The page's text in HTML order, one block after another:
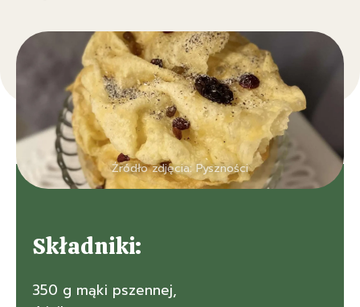
Źródło zdjęcia: Pyszności
Składniki:
350 g mąki pszennej,